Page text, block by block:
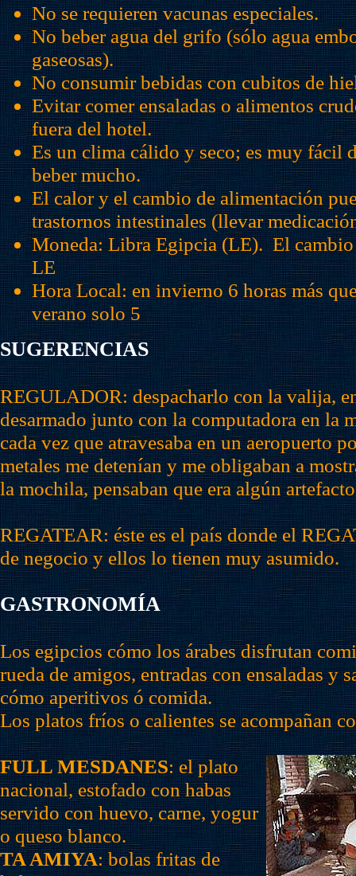
No se requieren vacunas especiales.
No beber agua del grifo (sólo agua
gaseosas).
No consumir bebidas con cubitos de
Evitar comer ensaladas o alimentos
fuera del hotel.
Es un clima cálido y seco; es muy fácil
beber mucho.
El calor y el cambio de alimentación
trastornos intestinales (llevar
Moneda: Libra Egipcia (LE). El
LE
Hora Local: en invierno 6 horas más
verano solo 5
SUGERENCIAS
REGULADOR: despacharlo con la valija,
desarmado junto con la computadora en la
cada vez que atravesaba en un aeropuerto
metales me detenían y me obligaban a
la mochila, pensaban que era algún
REGATEAR: éste es el país donde el
de negocio y ellos lo tienen muy asumido.
GASTRONOMÍA
Los egipcios cómo los árabes disfrutan
rueda de amigos, entradas con ensaladas y
cómo aperitivos ó comida.
Los platos fríos o calientes se acompañan
FULL MESDANES: el plato
nacional, estofado con habas
servido con huevo, carne, yogur
o queso blanco.
TA AMIYA: bolas fritas de